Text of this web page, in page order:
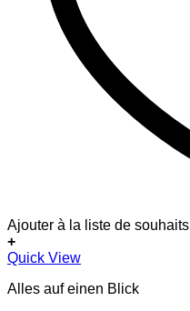
Ajouter à la liste de souhaits
+
Quick View
Alles auf einen Blick